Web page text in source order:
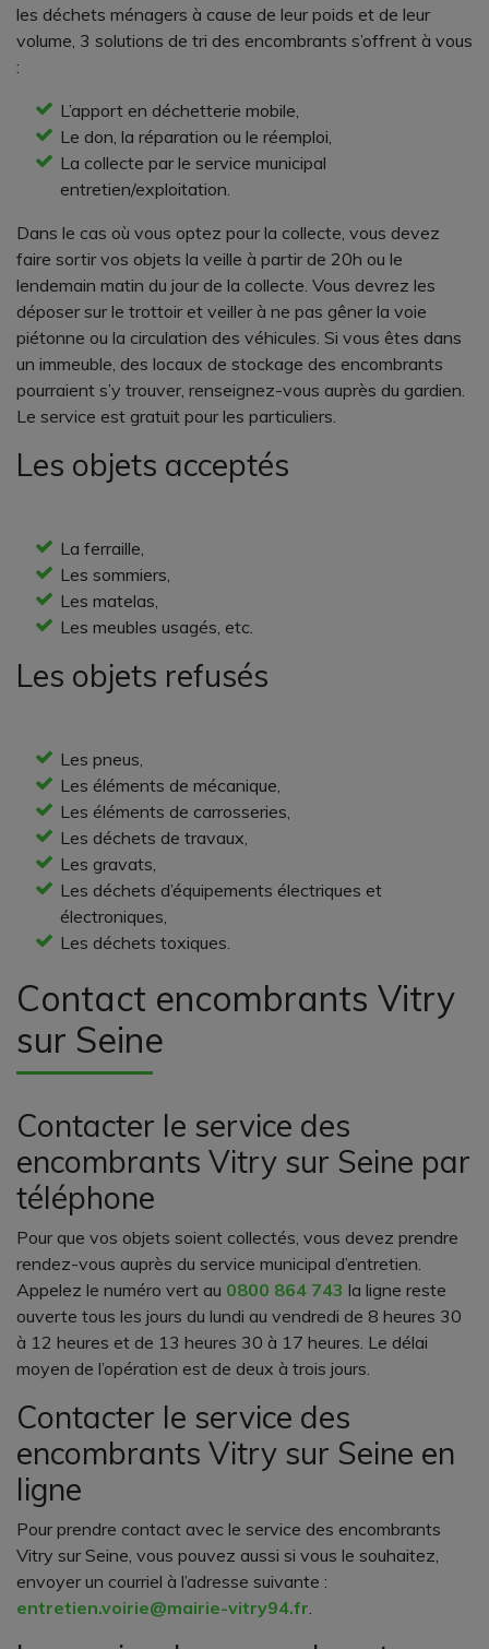
les déchets ménagers à cause de leur poids et de leur
volume, 3 solutions de tri des encombrants s’offrent à vous
:
L’apport en déchetterie mobile,
Le don, la réparation ou le réemploi,
La collecte par le service municipal
entretien/exploitation.
Dans le cas où vous optez pour la collecte, vous devez
faire sortir vos objets la veille à partir de 20h ou le
lendemain matin du jour de la collecte. Vous devrez les
déposer sur le trottoir et veiller à ne pas gêner la voie
piétonne ou la circulation des véhicules. Si vous êtes dans
un immeuble, des locaux de stockage des encombrants
pourraient s’y trouver, renseignez-vous auprès du gardien.
Le service est gratuit pour les particuliers.
Les objets acceptés
La ferraille,
Les sommiers,
Les matelas,
Les meubles usagés, etc.
Les objets refusés
Les pneus,
Les éléments de mécanique,
Les éléments de carrosseries,
Les déchets de travaux,
Les gravats,
Les déchets d’équipements électriques et
électroniques,
Les déchets toxiques.
Contact encombrants Vitry
sur Seine
Contacter le service des
encombrants Vitry sur Seine par
téléphone
Pour que vos objets soient collectés, vous devez prendre
rendez-vous auprès du service municipal d’entretien.
Appelez le numéro vert au 0800 864 743 la ligne reste
ouverte tous les jours du lundi au vendredi de 8 heures 30
à 12 heures et de 13 heures 30 à 17 heures. Le délai
moyen de l’opération est de deux à trois jours.
Contacter le service des
encombrants Vitry sur Seine en
ligne
Pour prendre contact avec le service des encombrants
Vitry sur Seine, vous pouvez aussi si vous le souhaitez,
envoyer un courriel à l’adresse suivante :
entretien.voirie@mairie-vitry94.fr